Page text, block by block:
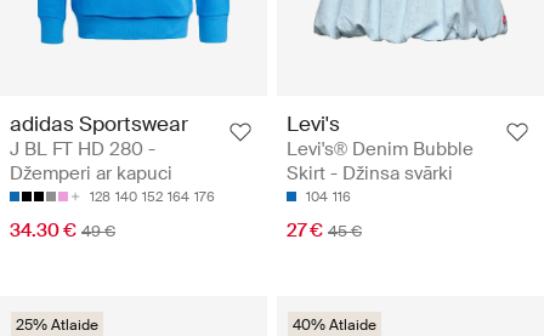
adidas Sportswear
J BL FT HD 280 -
Džemperi ar kapuci
128 140 152 164 176
34.30 € 49 €
Levi's
Levi's® Denim Bubble
Skirt - Džinsa svārki
104 116
27 € 45 €
25% Atlaide 40% Atlaide